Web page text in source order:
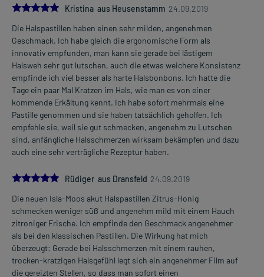
5.0
Kristina aus Heusenstamm 24.09.2019
Die Halspastillen haben einen sehr milden, angenehmen
Geschmack. Ich habe gleich die ergonomische Form als
innovativ empfunden, man kann sie gerade bei lästigem
Halsweh sehr gut lutschen, auch die etwas weichere Konsistenz
empfinde ich viel besser als harte Halsbonbons. Ich hatte die
Tage ein paar Mal Kratzen im Hals, wie man es von einer
kommende Erkältung kennt. Ich habe sofort mehrmals eine
Pastille genommen und sie haben tatsächlich geholfen. Ich
empfehle sie, weil sie gut schmecken, angenehm zu Lutschen
sind, anfängliche Halsschmerzen wirksam bekämpfen und dazu
auch eine sehr verträgliche Rezeptur haben.
5.0
Rüdiger aus Dransfeld 24.09.2019
Die neuen Isla-Moos akut Halspastillen Zitrus-Honig
schmecken weniger süß und angenehm mild mit einem Hauch
zitroniger Frische. Ich empfinde den Geschmack angenehmer
als bei den klassischen Pastillen. Die Wirkung hat mich
überzeugt: Gerade bei Halsschmerzen mit einem rauhen,
trocken-kratzigen Halsgefühl legt sich ein angenehmer Film auf
die gereizten Stellen, so dass man sofort einen